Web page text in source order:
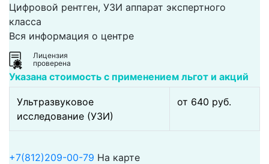
Цифровой рентген, УЗИ аппарат экспертного
класса
Вся информация о центре
Лицензия
проверена
Указана стоимость с применением льгот и акций
Ультразвуковое
исследование (УЗИ)
от 640 pуб.
+7(812)209-00-79 На карте